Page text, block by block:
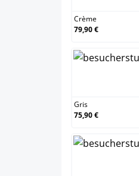
Crème
79,90 €
Gris
75,90 €